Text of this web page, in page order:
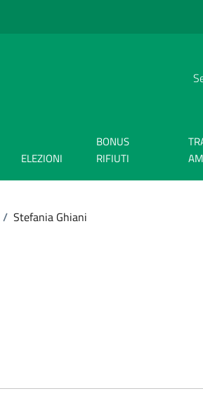
ELEZIONI
BONUS
RIFIUTI
/ Stefania Ghiani